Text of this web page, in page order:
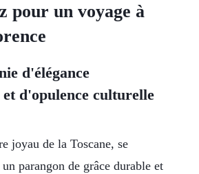
pour un voyage à
d'élégance
d'opulence culturelle
joyau de la Toscane, se
parangon de grâce durable et